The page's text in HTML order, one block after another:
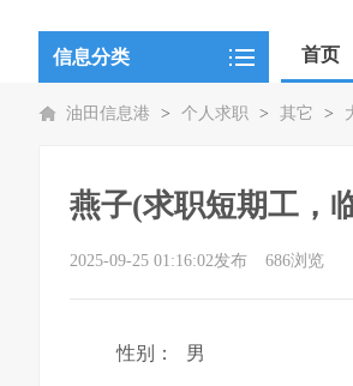
信息分类 首页
油田信息港 > 个人求职 > 其它 >
燕子(求职短期工，
2025-09-25 01:16:02发布 686浏览
性别： 男